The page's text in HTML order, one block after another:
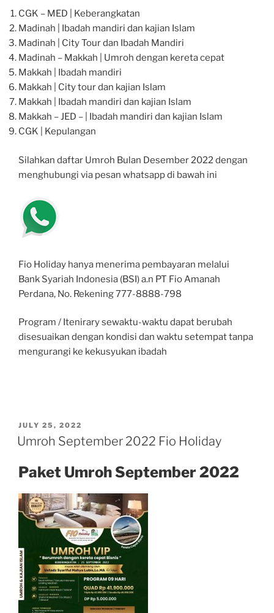
CGK – MED | Keberangkatan
Madinah | Ibadah mandiri dan kajian Islam
Madinah | City Tour dan Ibadah Mandiri
Madinah – Makkah | Umroh dengan kereta cepat
Makkah | Ibadah mandiri
Makkah | City tour dan kajian Islam
Makkah | Ibadah mandiri dan kajian Islam
Makkah – JED – | Ibadah mandiri dan kajian Islam
CGK | Kepulangan
Silahkan daftar Umroh Bulan Desember 2022 dengan
menghubungi via pesan whatsapp di bawah ini
Fio Holiday hanya menerima pembayaran melalui
Bank Syariah Indonesia (BSI) a.n PT Fio Amanah
Perdana, No. Rekening 777-8888-798
Program / Itenirary sewaktu-waktu dapat berubah
disesuaikan dengan kondisi dan waktu setempat tanpa
mengurangi ke kekusyukan ibadah
POSTED
ON
JULY 25, 2022
Umroh September 2022 Fio Holiday
Paket Umroh September 2022